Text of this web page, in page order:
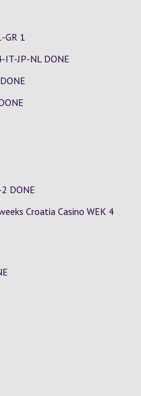
GR 1
IT-JP-NL DONE
DONE
DONE
Croatia Casino WEK 4